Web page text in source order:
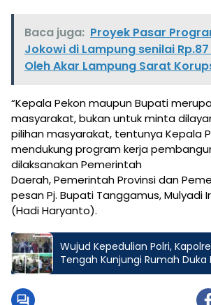
Baca juga: Proyek Pasar
Jokowi di Lampung senilai
Oleh Akar Lampung Sarat
“Kepala Pekon maupun Bupati
masyarakat, bukan untuk minta
pilihan masyarakat, tentunya Kepala
mendukung program kerja
dilaksanakan Pemerintah
Daerah, Pemerintah Provinsi dan
pesan Pj. Bupati Tanggamus, Mulyadi
(Hadi Haryanto).
Wujud Kepedulian Polri,
Tengah Kunjungi Rumah Duka
Nyasar